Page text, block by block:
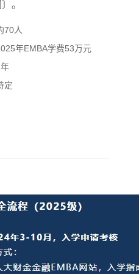
。
70人
年EMBA学费53万元
定